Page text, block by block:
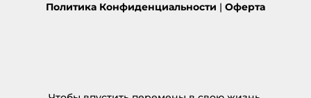
Политика Конфиденциальности | Оферта